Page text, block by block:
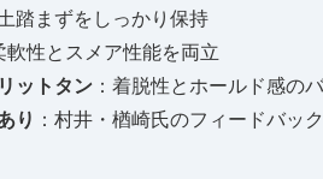
踏まずをしっかり保持
軟性とスメア性能を両立
ットタン ：着脱性とホールド感の
り ：村井・楢崎氏のフィードバッ